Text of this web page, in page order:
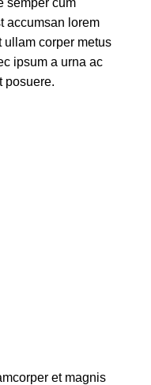
accumsan lorem
ullam corper metus
ipsum a urna ac
posuere.
et magnis